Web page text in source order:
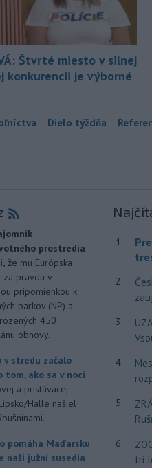
Štvrté miesto v silnej
konkurencii je výborné
Dielo týždňa
prostredia
že mu Európska
za pravdu v
pripomienkou k
parkov (NP) a
450
obnovy.
v stredu začalo
tom, ako sa v noci
a pristávacej
Halle našiel
pomáha Maďarsku
naši južní susedia
1
2
3
4
5
6
tri